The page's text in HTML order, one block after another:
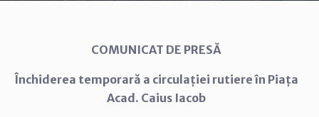
COMUNICAT DE PRESĂ
Închiderea temporară a circulației rutiere în Piața
Acad. Caius Iacob